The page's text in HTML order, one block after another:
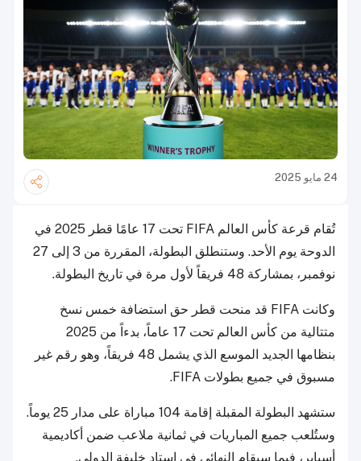
24 مايو 2025
تُقام قرعة كأس العالم FIFA تحت 17 عامًا قطر 2025 في
الدوحة يوم الأحد. وستنطلق البطولة، المقررة من 3 إلى 27
نوفمبر، بمشاركة 48 فريقاً لأول مرة في تاريخ البطولة.
وكانت FIFA قد منحت قطر حق استضافة خمس نسخ
متتالية من كأس العالم تحت 17 عاماً، بدءاً من 2025
بنظامها الجديد الموسع الذي يشمل 48 فريقاً، وهو رقم غير
مسبوق في جميع بطولات FIFA.
ستشهد البطولة المقبلة إقامة 104 مباراة على مدار 25 يوماً.
وستُلعب جميع المباريات في ثمانية ملاعب ضمن أكاديمية
أسباير، فيما سيقام النهائي في استاد خليفة الدولي.